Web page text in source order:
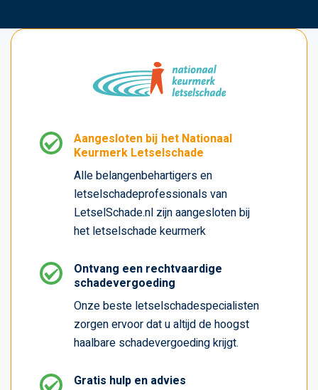
Aangesloten bij het Nationaal
Keurmerk Letselschade
Alle belangenbehartigers en
letselschadeprofessionals van
LetselSchade.nl zijn aangesloten bij
het letselschade keurmerk
Ontvang een rechtvaardige
schadevergoeding
Onze beste letselschadespecialisten
zorgen ervoor dat u altijd de hoogst
haalbare schadevergoeding krijgt.
Gratis hulp en advies